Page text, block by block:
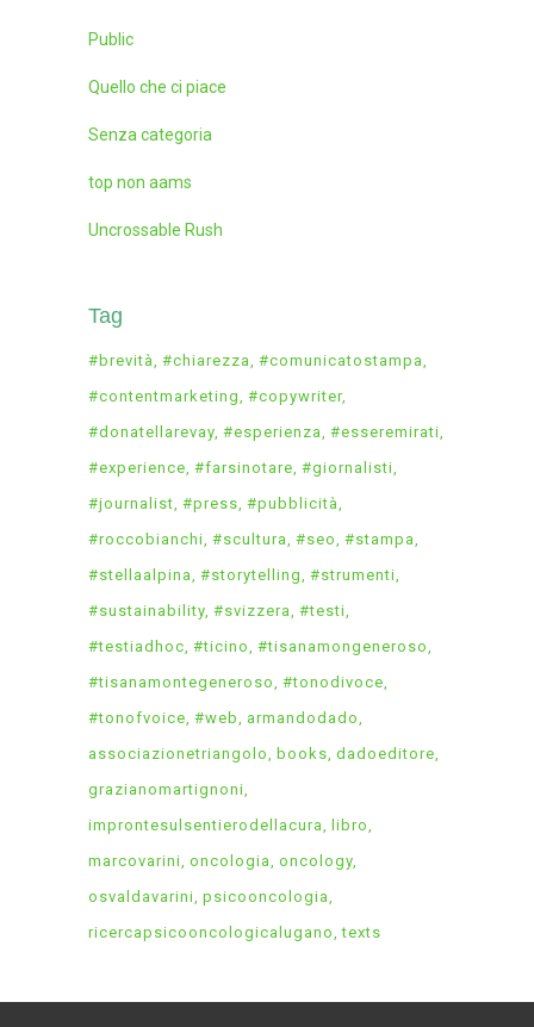
Public
Quello che ci piace
Senza categoria
top non aams
Uncrossable Rush
Tag
#brevità #chiarezza #comunicatostampa
#contentmarketing #copywriter
#donatellarevay #esperienza #esseremirati
#experience #farsinotare #giornalisti
#journalist #press #pubblicità
#roccobianchi #scultura #seo #stampa
#stellaalpina #storytelling #strumenti
#sustainability #svizzera #testi
#testiadhoc #ticino #tisanamongeneroso
#tisanamontegeneroso #tonodivoce
#tonofvoice #web
armandodado
associazionetriangolo
books dadoeditore
grazianomartignoni
improntesulsentierodellacura
libro
marcovarini oncologia oncology
osvaldavarini psicooncologia
ricercapsicooncologicalugano texts